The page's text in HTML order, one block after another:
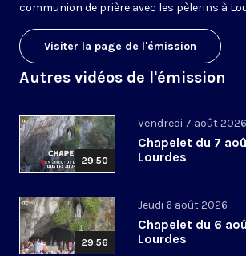
communion de prière avec les pèlerins à
Visiter la page de l'émission
Autres vidéos de l'émission
29:50
Vendredi 7 août 2026
Chapelet du 7
Lourdes
29:56
Jeudi 6 août 2026
Chapelet du 6
Lourdes